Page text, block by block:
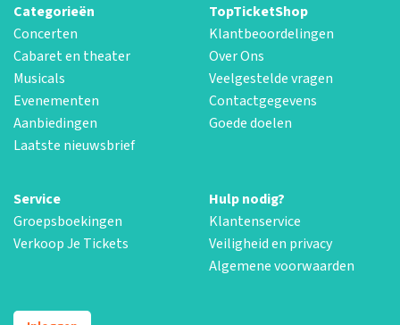
Categorieën
Concerten
Cabaret en theater
Musicals
Evenementen
Aanbiedingen
Laatste nieuwsbrief
TopTicketShop
Klantbeoordelingen
Over Ons
Veelgestelde vragen
Contactgegevens
Goede doelen
Service
Groepsboekingen
Verkoop Je Tickets
Hulp nodig?
Klantenservice
Veiligheid en privacy
Algemene voorwaarden